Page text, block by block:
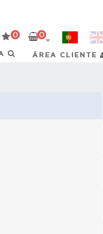
0 0
ÁREA CLIENTE